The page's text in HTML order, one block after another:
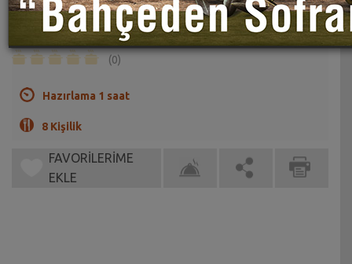
Çay saatlerinizin vazgeçilmezi olacak bir kek...
(0)
Hazırlama 1 saat
8 Kişilik
FAVORİLERİME
EKLE